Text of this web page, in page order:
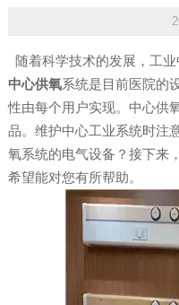
随着科学技术的发展，工
中心供氧系统是目前医院的
性由每个用户实现。中心供
品。维护中心工业系统时注
氧系统的电气设备？接下来
希望能对您有所帮助。